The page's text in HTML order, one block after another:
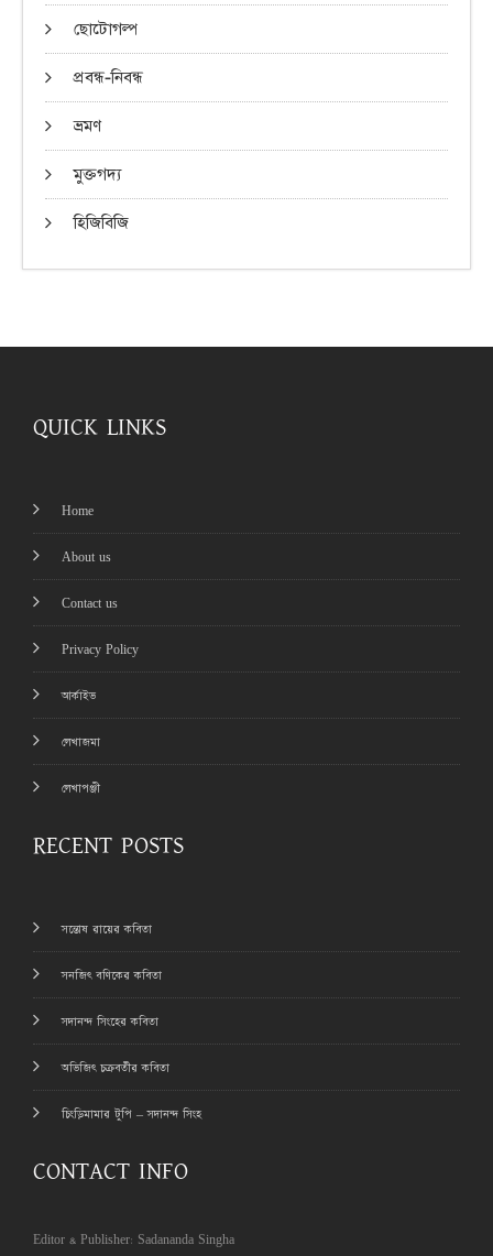
ছোটোগল্প
প্রবন্ধ-নিবন্ধ
ভ্রমণ
মুক্তগদ্য
হিজিবিজি
QUICK LINKS
Home
About us
Contact us
Privacy Policy
আর্কাইভ
লেখাজমা
লেখাপঞ্জী
RECENT POSTS
সন্তোষ রায়ের কবিতা
সনজিৎ বণিকের কবিতা
সদানন্দ সিংহের কবিতা
অভিজিৎ চক্রবর্তীর কবিতা
চিংড়িমামার টুপি – সদানন্দ সিংহ
CONTACT INFO
Editor & Publisher: Sadananda Singha